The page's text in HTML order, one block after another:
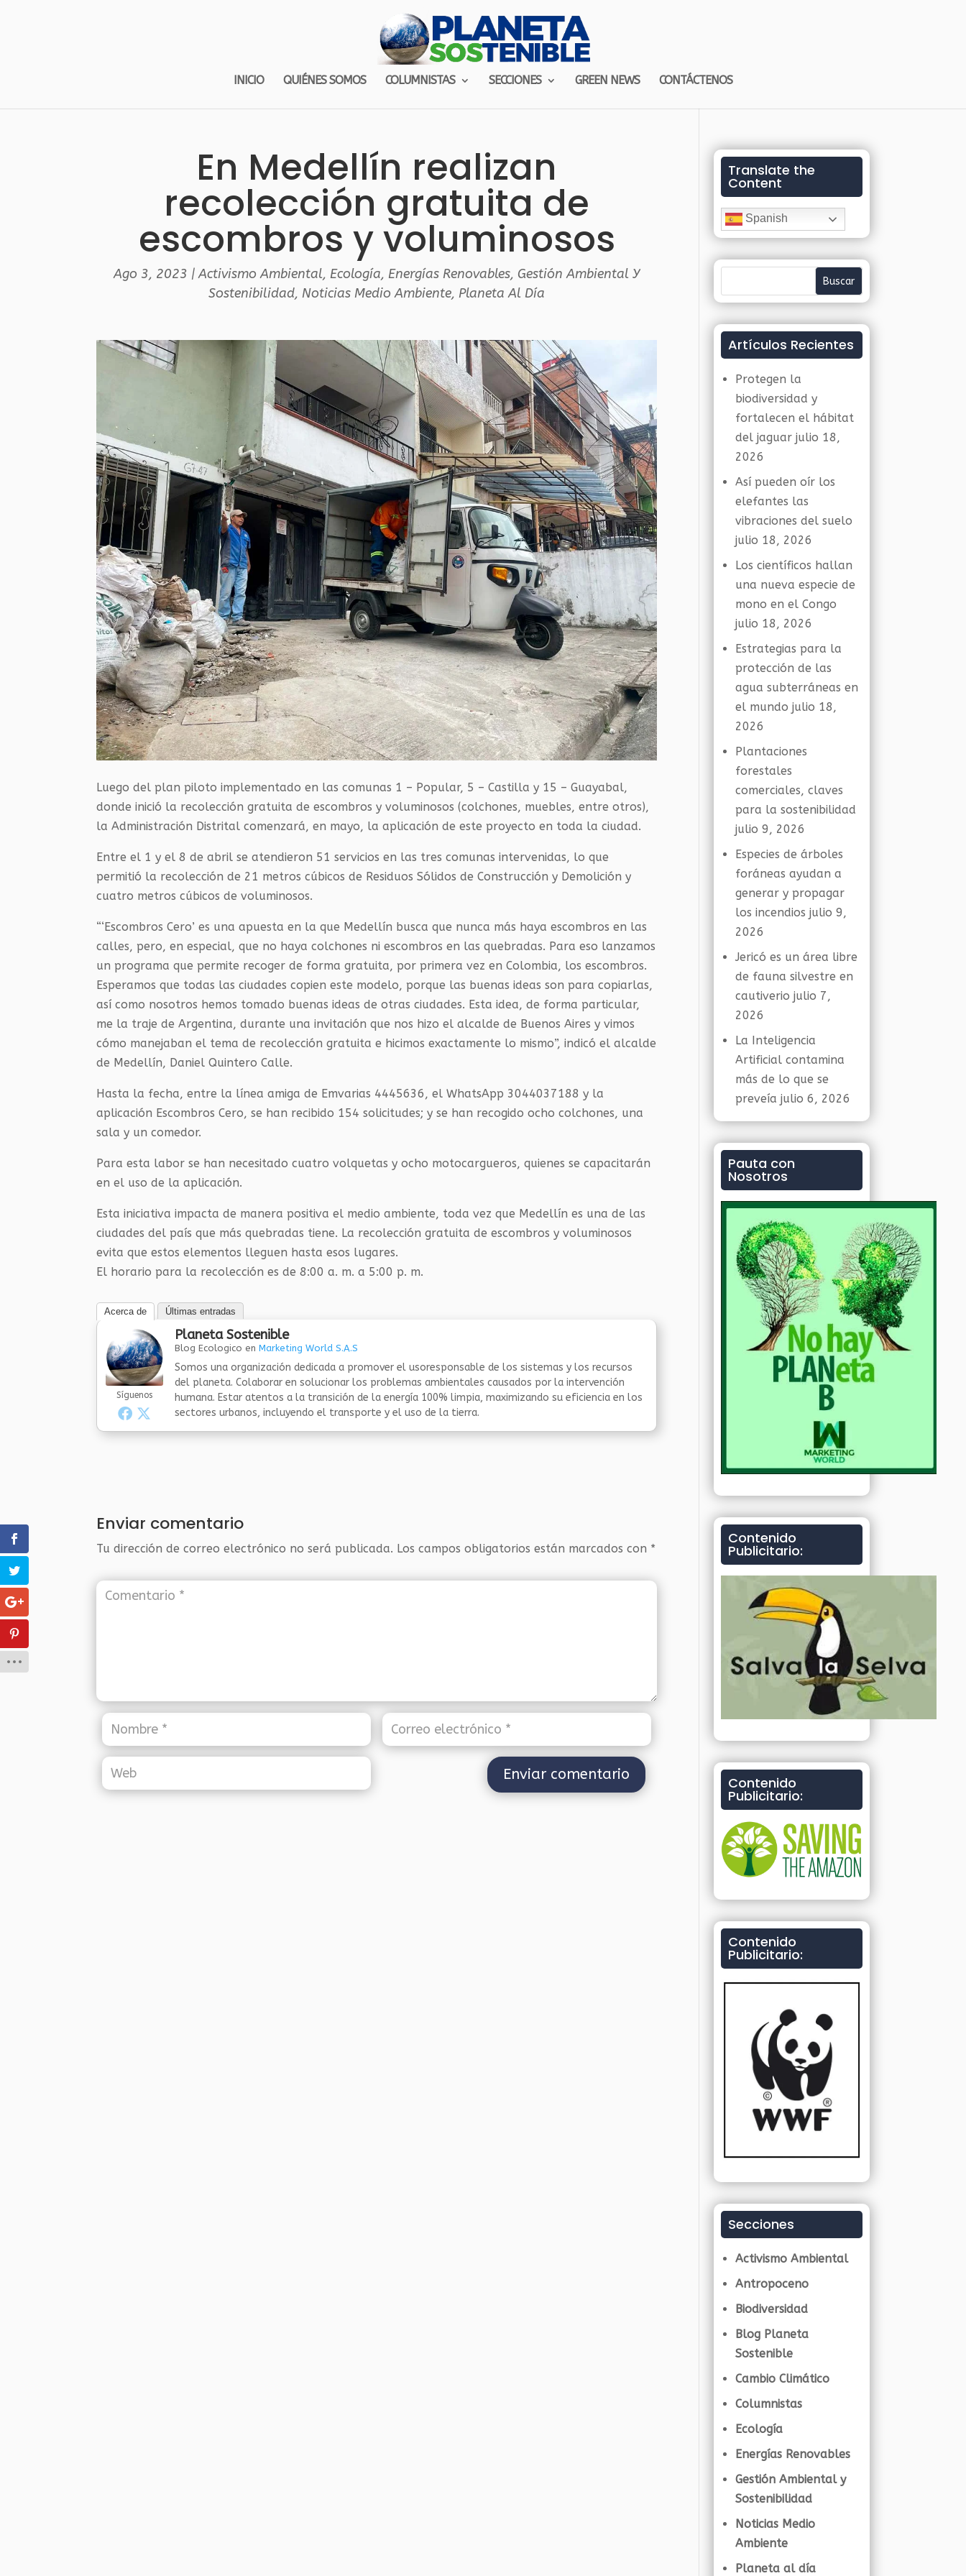
INICIO QUIÉNES SOMOS COLUMNISTAS SECCIONES GREEN NEWS CONTÁCTENOS
En Medellín realizan
recolección gratuita de
escombros y voluminosos
Ago 3, 2023 |Activismo Ambiental,Ecología,Energías Renovables, Gestión Ambiental Y
Sostenibilidad,Noticias Medio Ambiente,Planeta Al Día
Luego del plan piloto implementado en las comunas 1 – Popular, 5 – Castilla y 15 – Guayabal,
donde inició la recolección gratuita de escombros y voluminosos (colchones, muebles, entre otros),
la Administración Distrital comenzará, en mayo, la aplicación de este proyecto en toda la ciudad.
Entre el 1 y el 8 de abril se atendieron 51 servicios en las tres comunas intervenidas, lo que
permitió la recolección de 21 metros cúbicos de Residuos Sólidos de Construcción y Demolición y
cuatro metros cúbicos de voluminosos.
“‘Escombros Cero’ es una apuesta en la que Medellín busca que nunca más haya escombros en las
calles, pero, en especial, que no haya colchones ni escombros en las quebradas. Para eso lanzamos
un programa que permite recoger de forma gratuita, por primera vez en Colombia, los escombros.
Esperamos que todas las ciudades copien este modelo, porque las buenas ideas son para copiarlas,
así como nosotros hemos tomado buenas ideas de otras ciudades. Esta idea, de forma particular,
me la traje de Argentina, durante una invitación que nos hizo el alcalde de Buenos Aires y vimos
cómo manejaban el tema de recolección gratuita e hicimos exactamente lo mismo”, indicó el alcalde
de Medellín, Daniel Quintero Calle.
Hasta la fecha, entre la línea amiga de Emvarias 4445636, el WhatsApp 3044037188 y la
aplicación Escombros Cero, se han recibido 154 solicitudes; y se han recogido ocho colchones, una
sala y un comedor.
Para esta labor se han necesitado cuatro volquetas y ocho motocargueros, quienes se capacitarán
en el uso de la aplicación.
Esta iniciativa impacta de manera positiva el medio ambiente, toda vez que Medellín es una de las
ciudades del país que más quebradas tiene. La recolección gratuita de escombros y voluminosos
evita que estos elementos lleguen hasta esos lugares.
El horario para la recolección es de 8:00 a. m. a 5:00 p. m.
Acerca de Últimas entradas
Síguenos
Planeta Sostenible
Blog Ecologico enMarketing World S.A.S
Somos una organización dedicada a promover el usoresponsable de los sistemas y los recursos
del planeta. Colaborar en solucionar los problemas ambientales causados por la intervención
humana. Estar atentos a la transición de la energía 100% limpia, maximizando su eficiencia en los
sectores urbanos, incluyendo el transporte y el uso de la tierra.
Enviar comentario
Tu dirección de correo electrónico no será publicada. Los campos obligatorios están marcados con *
Translate the
Content
Spanish
Artículos Recientes
Protegen la
biodiversidad y
fortalecen el hábitat
del jaguar julio 18,
2026
Así pueden oír los
elefantes las
vibraciones del suelo
julio 18, 2026
Los científicos hallan
una nueva especie de
mono en el Congo
julio 18, 2026
Estrategias para la
protección de las
agua subterráneas en
el mundo julio 18,
2026
Plantaciones
forestales
comerciales, claves
para la sostenibilidad
julio 9, 2026
Especies de árboles
foráneas ayudan a
generar y propagar
los incendios julio 9,
2026
Jericó es un área libre
de fauna silvestre en
cautiverio julio 7,
2026
La Inteligencia
Artificial contamina
más de lo que se
preveía julio 6, 2026
Pauta con
Nosotros
Contenido
Publicitario:
Contenido
Publicitario:
Contenido
Publicitario:
Secciones
Activismo Ambiental
Antropoceno
Biodiversidad
Blog Planeta
Sostenible
Cambio Climático
Columnistas
Ecología
Energías Renovables
Gestión Ambiental y
Sostenibilidad
Noticias Medio
Ambiente
Planeta al día